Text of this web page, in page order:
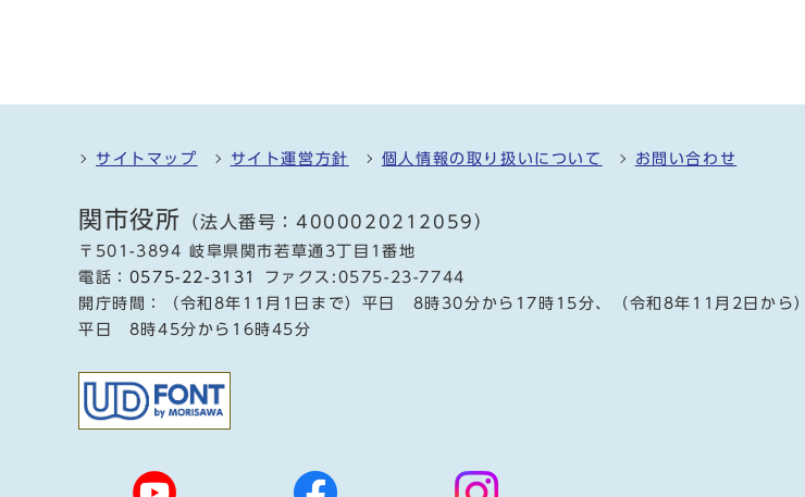
サイトマップ サイト運営方針 個人情報の取り扱いについて お問い合わせ
関市役所 （法人番号：4000020212059）
〒501-3894 岐阜県関市若草通3丁目1番地
電話： 0575-22-3131
ファクス:0575-23-7744
開庁時間：（令和8年11月1日まで）平日 8時30分から17時15分、（令和8年11月2日から）
平日 8時45分から16時45分